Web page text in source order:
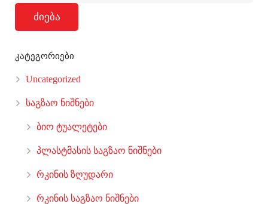
ძიება
კატეგორიები
Uncategorized
საგზაო ნიშნები
ბიო ტუალეტები
პლასტმასის საგზაო ნიშნები
რკინის ზღუდარი
რკინის საგზაო ნიშნები